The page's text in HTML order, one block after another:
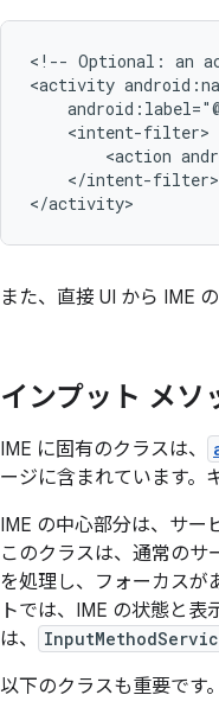
<!-- Optional: an
<activity
<action
</intent-filter>
</activity>
また、直接 UI から IME
インプット メソ
IME に固有のクラスは、
ージに含まれています。
IME の中心部分は、サー
このクラスは、通常のサ
を処理し、フォーカスが
トでは、IME の状態と
は、
以下のクラスも重要です。